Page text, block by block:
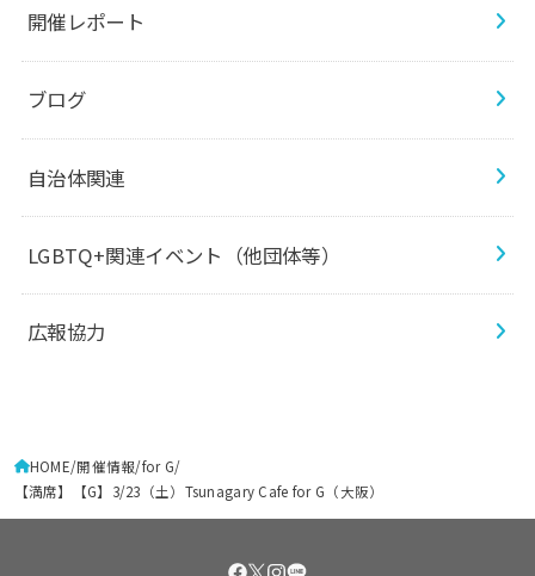
開催レポート
ブログ
自治体関連
LGBTQ+関連イベント（他団体等）
広報協力
HOME 開催情報 for G
【満席】【G】3/23（土）Tsunagary Cafe for G（大阪）